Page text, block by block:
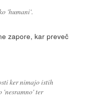
'humani'.
zapore, kar preveč
ker nimajo istih
'nesramno' ter